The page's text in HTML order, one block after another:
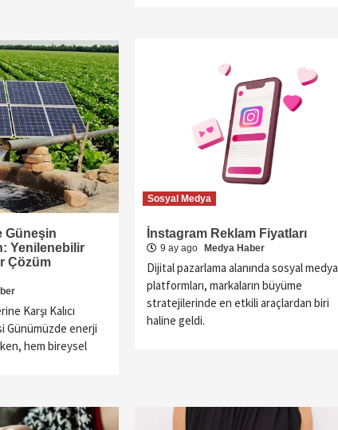
Güneşin
Yenilenebilir
Çözüm
Karşı Kalıcı
Günümüzde enerji
hem bireysel
Sosyal Medya
İnstagram Reklam Fiyatları
9 ay ago Medya Haber
Dijital pazarlama alanında sosyal medya
platformları, markaların büyüme
stratejilerinde en etkili araçlardan biri
haline geldi.